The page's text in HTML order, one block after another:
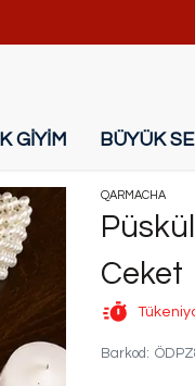
GİYİM BÜYÜK
QARMACHA
Ceket
Barkod :